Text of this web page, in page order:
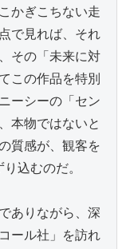
かぎこちない走
で見れば、それ
その「未来に対
この作品を特別
ーシーの「セン
本物ではないと
質感が、観客を
込むのだ。
ありながら、深
ール社」を訪れ